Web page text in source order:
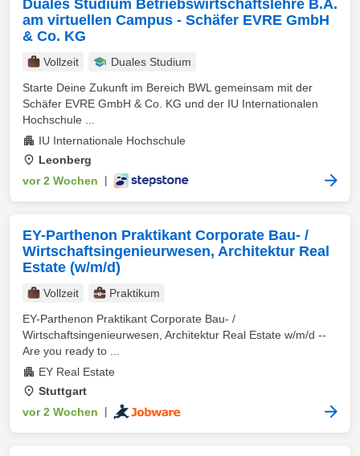
Duales Studium Betriebswirtschaftslehre B.A.
am virtuellen Campus - Schäfer EVRE GmbH
& Co. KG
Vollzeit
Duales Studium
Starte Deine Zukunft im Bereich BWL gemeinsam mit der
Schäfer EVRE GmbH & Co. KG und der IU Internationalen
Hochschule ...
IU Internationale Hochschule
Leonberg
vor 2 Wochen
EY-Parthenon Praktikant Corporate Bau- /
Wirtschaftsingenieurwesen, Architektur Real
Estate (w/m/d)
Vollzeit
Praktikum
EY-Parthenon Praktikant Corporate Bau- /
Wirtschaftsingenieurwesen, Architektur Real Estate w/m/d --
Are you ready to ...
EY Real Estate
Stuttgart
vor 2 Wochen